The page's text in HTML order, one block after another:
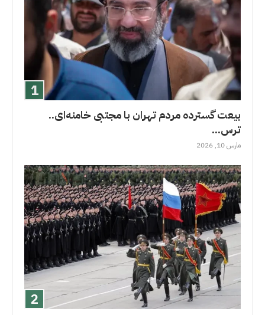
بیعت گسترده مردم تهران با مجتبی خامنه‌ای..
ترس...
مارس 10, 2026